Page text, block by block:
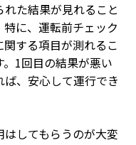
た結果が見れること
に、運転前チェック
する項目が測れるこ
1回目の結果が悪い
、安心して運行でき
してもらうのが大変